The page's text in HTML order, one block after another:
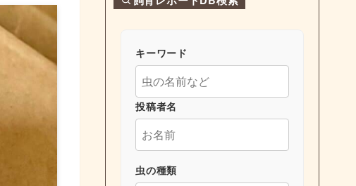
キーワード
投稿者名
虫の種類